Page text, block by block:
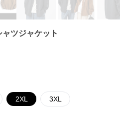
ツジャケット
2XL 3XL